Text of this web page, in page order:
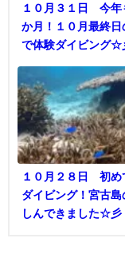
１０月３１日 今年
か月！１０月最終日
で体験ダイビング
１０月２８日 初め
ダイビング！宮古島
しんできました☆彡